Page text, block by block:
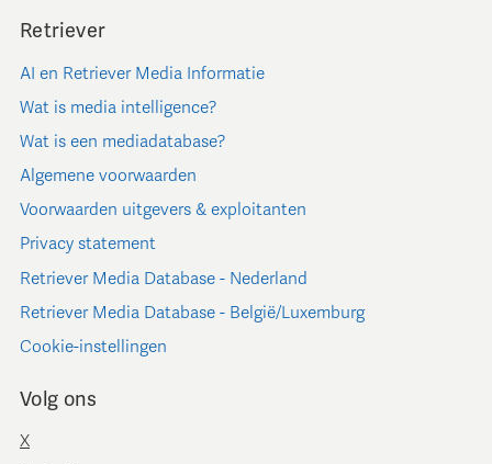
Retriever
AI en Retriever Media Informatie
Wat is media intelligence?
Wat is een mediadatabase?
Algemene voorwaarden
Voorwaarden uitgevers & exploitanten
Privacy statement
Retriever Media Database - Nederland
Retriever Media Database - België/Luxemburg
Cookie-instellingen
Volg ons
X